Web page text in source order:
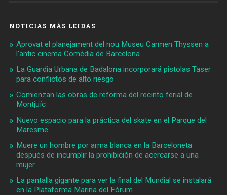
NOTICIAS MÁS LEIDAS
Aprovat el planejament del nou Museu Carmen Thyssen a
l'antic cinema Comèdia de Barcelona
La Guardia Urbana de Badalona incorporará pistolas Taser
para conflictos de alto riesgo
Comienzan las obras de reforma del recinto ferial de
Montjuïc
Nuevo espacio para la práctica del skate en el Parque del
Maresme
Muere un hombre por arma blanca en la Barceloneta
después de incumplir la prohibición de acercarse a una
mujer
La pantalla gigante para ver la final del Mundial se instalará
en la Plataforma Marina del Fòrum